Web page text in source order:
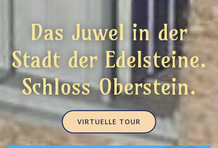
Das Juwel in der
Stadt der Edelsteine.
Schloss Oberstein.
VIRTUELLE TOUR